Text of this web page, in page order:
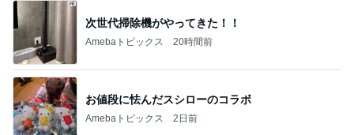
次世代掃除機がやってきた！！
Amebaトピックス 20時間前
お値段に怯んだスシローのコラボ
Amebaトピックス 2日前